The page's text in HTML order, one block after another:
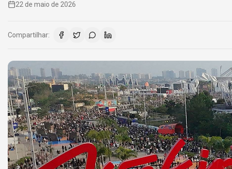
22 de maio de 2026
Compartilhar: